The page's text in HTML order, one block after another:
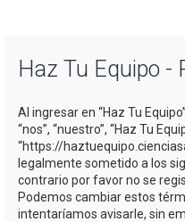
Haz Tu Equipo -
Al ingresar en “Haz Tu
“nos”, “nuestro”, “Haz Tu
“https://
legalmente sometido a los
contrario por favor no se
Podemos cambiar estos
intentaríamos avisarle, sin